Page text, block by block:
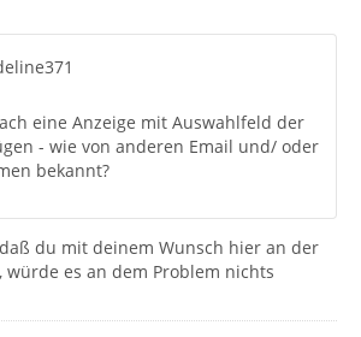
eine Anzeige mit Auswahlfeld der
- wie von anderen Email und/ oder
bekannt?
du mit deinem Wunsch hier an der
würde es an dem Problem nichts